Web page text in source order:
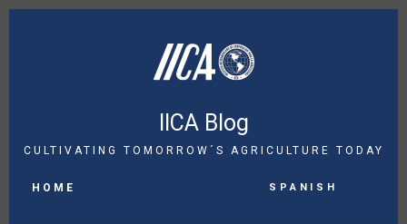
Skip
IICA Blog
CULTIVATING TOMORROW´S AGRICULTURE TODAY
NAVIGATION
HOME Spanish